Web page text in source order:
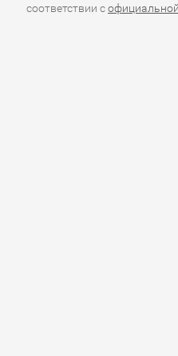
соответствии с